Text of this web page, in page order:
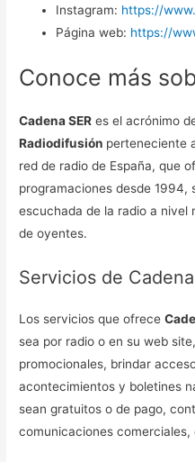
Instagram: https://
Página web: https://
Conoce más
Cadena SER es el acrónimo
Radiodifusión perteneciente
red de radio de España, que
programaciones desde 1994,
escuchada de la radio a nivel
de oyentes.
Servicios de Cadena
Los servicios que ofrece
sea por radio o en su web
promocionales, brindar
acontecimientos y boletines
sean gratuitos o de pago,
comunicaciones comerciales,